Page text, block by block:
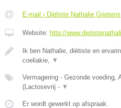
E-mail › Diëtiste Nathalie Grietens
Website: http://
Ik ben Nathalie, diëtiste en
coeliakie, ▼
Vermagering - Gezonde voeding,
(Lactosevrij - ▼
Er wordt gewerkt op afspraak.